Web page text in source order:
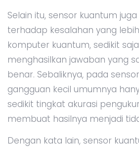
Selain itu, sensor kuantum
terhadap kesalahan yang
komputer kuantum, sedikit
menghasilkan jawaban yang
benar. Sebaliknya, pada
gangguan kecil umumnya
sedikit tingkat akurasi
membuat hasilnya menjadi
Dengan kata lain, sensor